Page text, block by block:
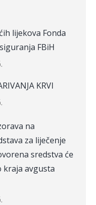
lijekova Fonda
FBiH
KRVI
na
za liječenje
sredstva će
kraja avgusta